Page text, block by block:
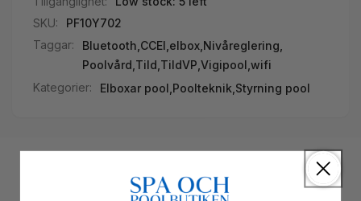
SKU:
PF10Y702
Taggar:
Bluetooth CCEI elbox Nivåreglering
Poolvård Tild TildVP Vigipool wifi
Kategorier:
Elboxar pool, Poolteknik, Styrning pool